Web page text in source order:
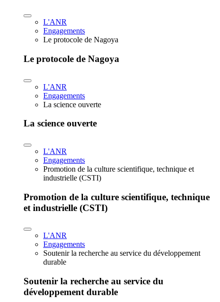
L'ANR
Engagements
Le protocole de Nagoya
Le protocole de Nagoya
L'ANR
Engagements
La science ouverte
La science ouverte
L'ANR
Engagements
Promotion de la culture scientifique, technique et
industrielle (CSTI)
Promotion de la culture scientifique, technique
et industrielle (CSTI)
L'ANR
Engagements
Soutenir la recherche au service du développement
durable
Soutenir la recherche au service du
développement durable